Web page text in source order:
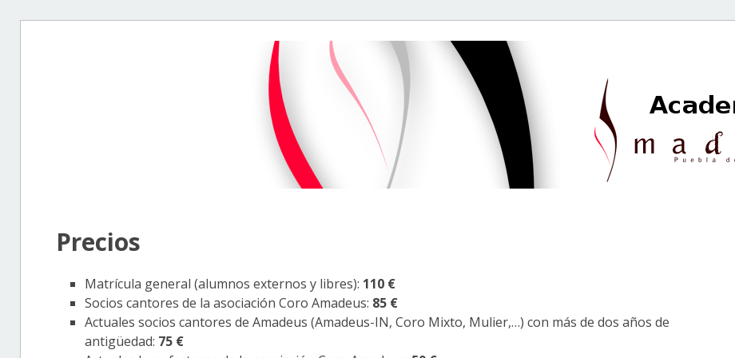
Precios
Matrícula general (alumnos externos y libres): 110 €
Socios cantores de la asociación Coro Amadeus: 85 €
Actuales socios cantores de Amadeus (Amadeus-IN, Coro Mixto, Mulier,…) con más de dos años de
antigüedad: 75 €